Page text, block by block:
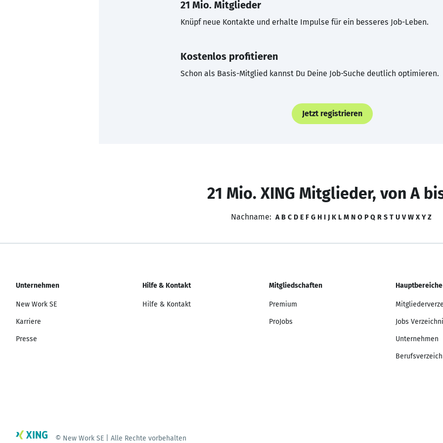
21 Mio. Mitglieder
Knüpf neue Kontakte und erhalte Impulse für ein besseres Job-Leben.
Kostenlos profitieren
Schon als Basis-Mitglied kannst Du Deine Job-Suche deutlich optimieren.
Jetzt registrieren
21 Mio. XING Mitglieder, von A
Nachname: A B C D E F G H I J K L M N O P Q R S T U V W X Y Z
Unternehmen
New Work SE
Karriere
Presse
Hilfe & Kontakt
Hilfe & Kontakt
Mitgliedschaften
Premium
ProJobs
Hauptbereiche
Jobs
Unternehmen
© New Work SE | Alle Rechte vorbehalten